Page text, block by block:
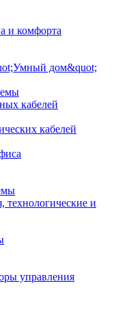
и комфорта
дом&quot;
кабелей
кабелей
и
управления